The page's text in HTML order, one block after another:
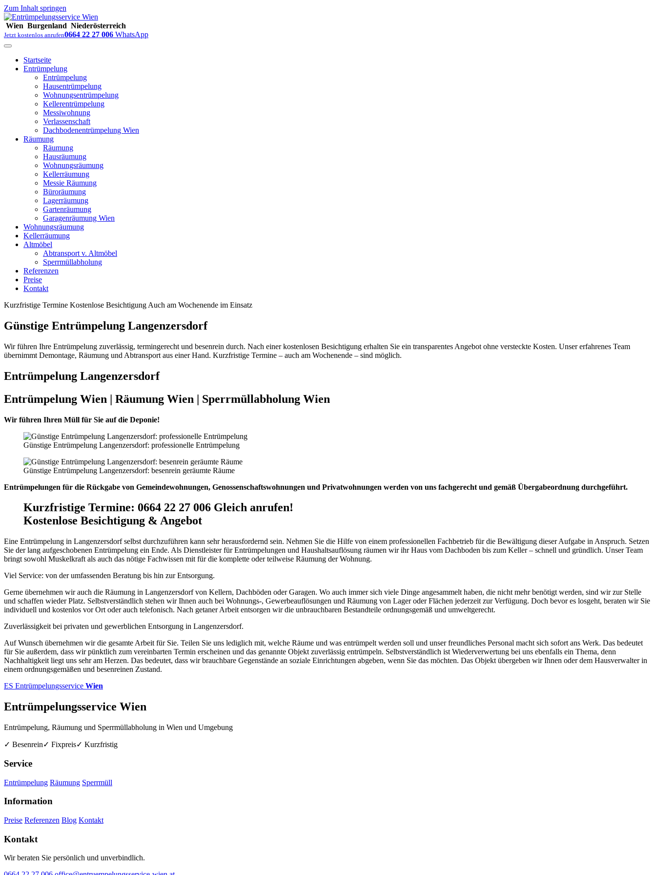
Zum Inhalt springen
Wien Burgenland Niederösterreich
Jetzt kostenlos anrufen0664 22 27 006 WhatsApp
Startseite
Entrümpelung
Entrümpelung
Hausentrümpelung
Wohnungsentrümpelung
Kellerentrümpelung
Messiwohnung
Verlassenschaft
Dachbodenentrümpelung Wien
Räumung
Räumung
Hausräumung
Wohnungsräumung
Kellerräumung
Messie Räumung
Büroräumung
Lagerräumung
Gartenräumung
Garagenräumung Wien
Wohnungsräumung
Kellerräumung
Altmöbel
Abtransport v. Altmöbel
Sperrmüllabholung
Referenzen
Preise
Kontakt
Kurzfristige Termine Kostenlose Besichtigung Auch am Wochenende im Einsatz
Günstige Entrümpelung Langenzersdorf
Wir führen Ihre Entrümpelung zuverlässig, termingerecht und besenrein durch. Nach einer kostenlosen Besichtigung erhalten Sie ein transparentes Angebot ohne versteckte Kosten. Unser erfahrenes Team
übernimmt Demontage, Räumung und Abtransport aus einer Hand. Kurzfristige Termine – auch am Wochenende – sind möglich.
Entrümpelung Langenzersdorf
Entrümpelung Wien | Räumung Wien | Sperrmüllabholung Wien
Wir führen Ihren Müll für Sie auf die Deponie!
Günstige Entrümpelung Langenzersdorf: professionelle Entrümpelung
Günstige Entrümpelung Langenzersdorf: besenrein geräumte Räume
Entrümpelungen für die Rückgabe von Gemeindewohnungen, Genossenschaftswohnungen und Privatwohnungen werden von uns fachgerecht und gemäß Übergabeordnung durchgeführt.
Kurzfristige Termine: 0664 22 27 006 Gleich anrufen!
Kostenlose Besichtigung & Angebot
Eine Entrümpelung in Langenzersdorf selbst durchzuführen kann sehr herausfordernd sein. Nehmen Sie die Hilfe von einem professionellen Fachbetrieb für die Bewältigung dieser Aufgabe in Anspruch. Setzen
Sie der lang aufgeschobenen Entrümpelung ein Ende. Als Dienstleister für Entrümpelungen und Haushaltsauflösung räumen wir ihr Haus vom Dachboden bis zum Keller – schnell und gründlich. Unser Team
bringt sowohl Muskelkraft als auch das nötige Fachwissen mit für die komplette oder teilweise Räumung der Wohnung.
Viel Service: von der umfassenden Beratung bis hin zur Entsorgung.
Gerne übernehmen wir auch die Räumung in Langenzersdorf von Kellern, Dachböden oder Garagen. Wo auch immer sich viele Dinge angesammelt haben, die nicht mehr benötigt werden, sind wir zur Stelle
und schaffen wieder Platz. Selbstverständlich stehen wir Ihnen auch bei Wohnungs-, Gewerbeauflösungen und Räumung von Lager oder Flächen jederzeit zur Verfügung. Doch bevor es losgeht, beraten wir Sie
individuell und kostenlos vor Ort oder auch telefonisch. Nach getaner Arbeit entsorgen wir die unbrauchbaren Bestandteile ordnungsgemäß und umweltgerecht.
Zuverlässigkeit bei privaten und gewerblichen Entsorgung in Langenzersdorf.
Auf Wunsch übernehmen wir die gesamte Arbeit für Sie. Teilen Sie uns lediglich mit, welche Räume und was entrümpelt werden soll und unser freundliches Personal macht sich sofort ans Werk. Das bedeutet
für Sie außerdem, dass wir pünktlich zum vereinbarten Termin erscheinen und das genannte Objekt zuverlässig entrümpeln. Selbstverständlich ist Wiederverwertung bei uns ebenfalls ein Thema, denn
Nachhaltigkeit liegt uns sehr am Herzen. Das bedeutet, dass wir brauchbare Gegenstände an soziale Einrichtungen abgeben, wenn Sie das möchten. Das Objekt übergeben wir Ihnen oder dem Hausverwalter in
einem ordnungsgemäßen und besenreinen Zustand.
ES Entrümpelungsservice Wien
Entrümpelungsservice Wien
Entrümpelung, Räumung und Sperrmüllabholung in Wien und Umgebung
✓ Besenrein✓ Fixpreis✓ Kurzfristig
Service
Entrümpelung Räumung Sperrmüll
Information
Preise Referenzen Blog Kontakt
Kontakt
Wir beraten Sie persönlich und unverbindlich.